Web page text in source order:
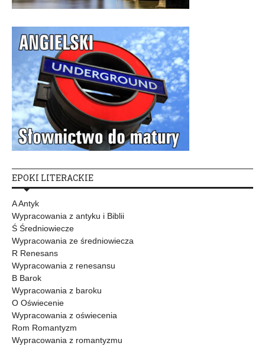
EPOKI LITERACKIE
A Antyk
Wypracowania z antyku i Biblii
Ś Średniowiecze
Wypracowania ze średniowiecza
R Renesans
Wypracowania z renesansu
B Barok
Wypracowania z baroku
O Oświecenie
Wypracowania z oświecenia
Rom Romantyzm
Wypracowania z romantyzmu